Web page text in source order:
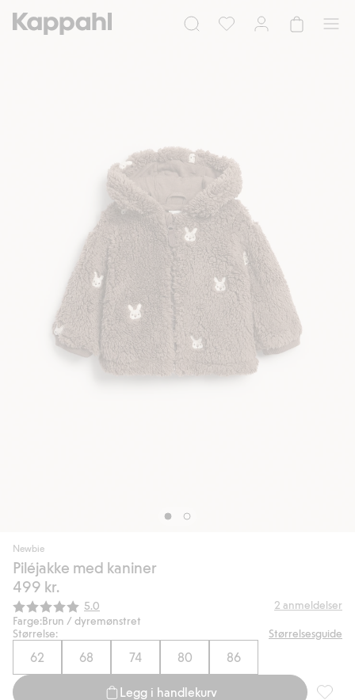
Newbie
Piléjakke med kaniner
499 kr.
Gjennomsnittskarakter:
5.0 2 anmeldelser
Farge:Brun / dyremønstret
Størrelse:
Størrelsesguide
62 68 74 80 86
Legg i handlekurv